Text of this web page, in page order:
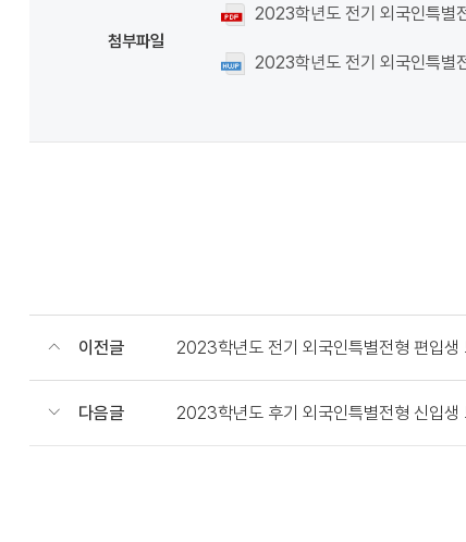
첨부파일
2023학년도 전기 외국인특별
2023학년도 전기 외국인특별
이전글 2023학년도 전기 외국인특별전형 편입생
다음글 2023학년도 후기 외국인특별전형 신입생